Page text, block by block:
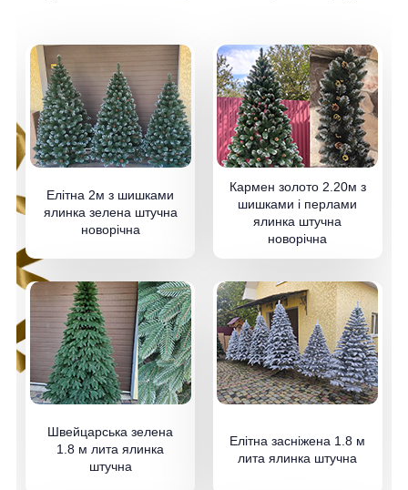
Елітна 2м з шишками
ялинка зелена штучна
новорічна
Кармен золото 2.20м з
шишками і перлами
ялинка штучна
новорічна
Швейцарська зелена
1.8 м лита ялинка
штучна
Елітна засніжена 1.8 м
лита ялинка штучна